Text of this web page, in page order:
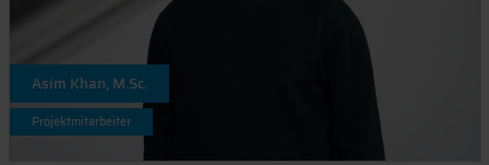
Asim Khan, M.Sc.
Projektmitarbeiter